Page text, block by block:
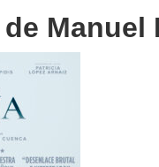
Manuel